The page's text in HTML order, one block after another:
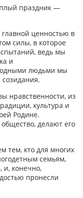
праздник —
главной ценностью в
силы, в которое
ведь мы
и
людьми мы
нравственности, из
культура и
Родине.
делают его
тем, кто для многих
семьям,
и, конечно,
пронесли